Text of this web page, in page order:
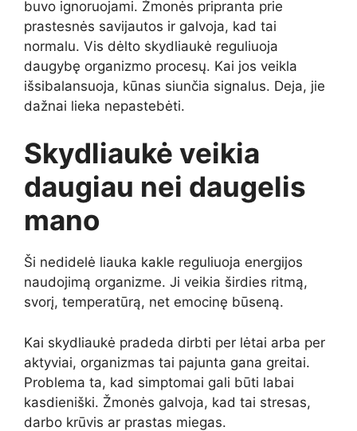
buvo ignoruojami. Žmonės pripranta prie
prastesnės savijautos ir galvoja, kad tai
normalu. Vis dėlto skydliaukė reguliuoja
daugybę organizmo procesų. Kai jos veikla
išsibalansuoja, kūnas siunčia signalus. Deja, jie
dažnai lieka nepastebėti.
Skydliaukė veikia
daugiau nei daugelis
mano
Ši nedidelė liauka kakle reguliuoja energijos
naudojimą organizme. Ji veikia širdies ritmą,
svorį, temperatūrą, net emocinę būseną.
Kai skydliaukė pradeda dirbti per lėtai arba per
aktyviai, organizmas tai pajunta gana greitai.
Problema ta, kad simptomai gali būti labai
kasdieniški. Žmonės galvoja, kad tai stresas,
darbo krūvis ar prastas miegas.